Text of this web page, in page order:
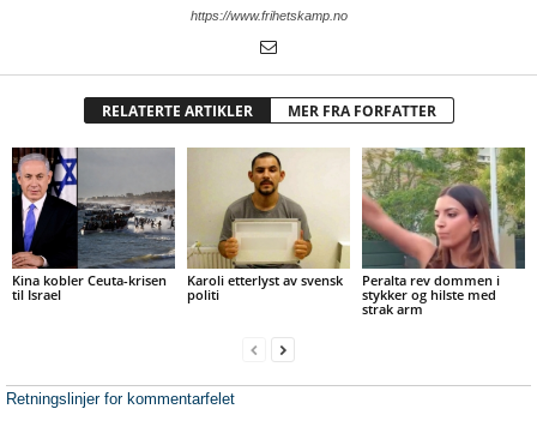
https://www.frihetskamp.no
RELATERTE ARTIKLER MER FRA FORFATTER
Kina kobler Ceuta-krisen
til Israel
Karoli etterlyst av svensk
politi
Peralta rev dommen i
stykker og hilste med
strak arm
Retningslinjer for kommentarfelet